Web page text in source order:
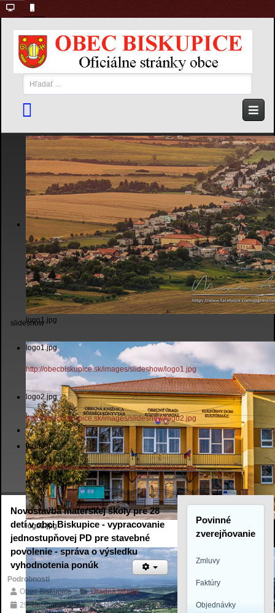
Hľadať
...
logo1.jpg
logo2.jpg
slideshow
logo1.jpg
http://obecbiskupice.sk/images/slideshow/logo1.jpg
logo2.jpg
http://obecbiskupice.sk/images/slideshow/logo2.jpg
logo3.jpg
http://obecbiskupice.sk/images/slideshow/logo3.jpg
Novostavba materskej školy pre 28
detí v obci Biskupice - vypracovanie
jednostupňovej PD pre stavebné
povolenie - správa o výsledku
vyhodnotenia ponúk
Podrobnosti
Obec Biskupice
Úradná tabuľa
29. december 2023
Návštevy: 3261
Povinné
zverejňovanie
Zmluvy
Faktúry
Objednávky